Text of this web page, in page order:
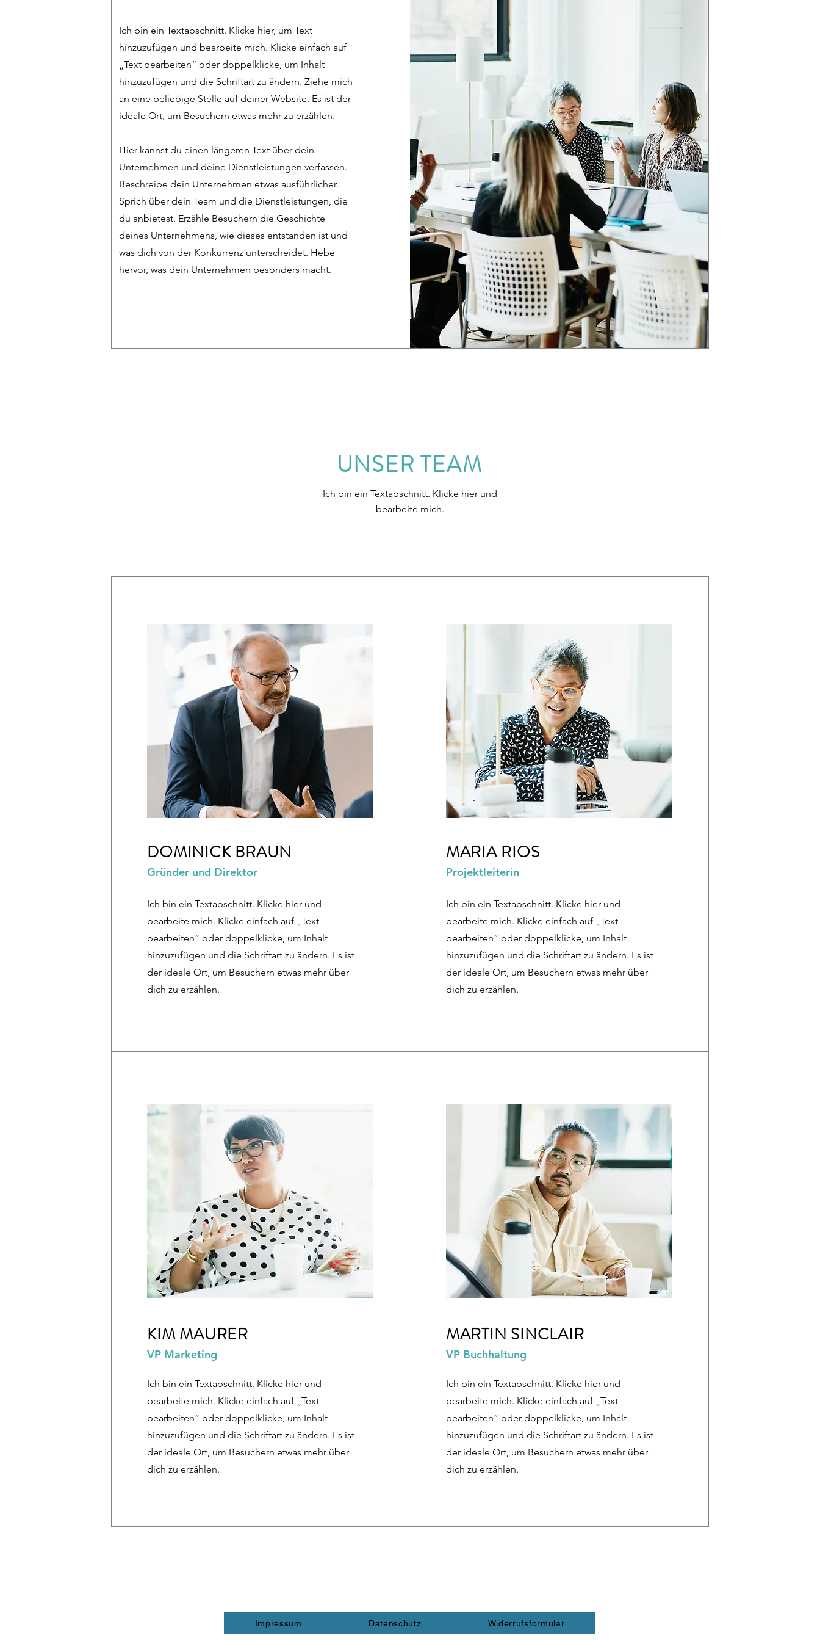
Ich bin ein Textabschnitt. Klicke hier, um Text
hinzuzufügen und bearbeite mich. Klicke einfach auf
„Text bearbeiten“ oder doppelklicke, um Inhalt
hinzuzufügen und die Schriftart zu ändern. Ziehe mich
an eine beliebige Stelle auf deiner Website. Es ist der
ideale Ort, um Besuchern etwas mehr zu erzählen.
Hier kannst du einen längeren Text über dein
Unternehmen und deine Dienstleistungen verfassen.
Beschreibe dein Unternehmen etwas ausführlicher.
Sprich über dein Team und die Dienstleistungen, die
du anbietest. Erzähle Besuchern die Geschichte
deines Unternehmens, wie dieses entstanden ist und
was dich von der Konkurrenz unterscheidet. Hebe
hervor, was dein Unternehmen besonders macht.
UNSER TEAM
Ich bin ein Textabschnitt. Klicke hier und
bearbeite mich.
DOMINICK BRAUN
Gründer und Direktor
Ich bin ein Textabschnitt. Klicke hier und
bearbeite mich. Klicke einfach auf „Text
bearbeiten“ oder doppelklicke, um Inhalt
hinzuzufügen und die Schriftart zu ändern. Es ist
der ideale Ort, um Besuchern etwas mehr über
dich zu erzählen.
MARIA RIOS
Projektleiterin
Ich bin ein Textabschnitt. Klicke hier und
bearbeite mich. Klicke einfach auf „Text
bearbeiten“ oder doppelklicke, um Inhalt
hinzuzufügen und die Schriftart zu ändern. Es ist
der ideale Ort, um Besuchern etwas mehr über
dich zu erzählen.
KIM MAURER
VP Marketing
Ich bin ein Textabschnitt. Klicke hier und
bearbeite mich. Klicke einfach auf „Text
bearbeiten“ oder doppelklicke, um Inhalt
hinzuzufügen und die Schriftart zu ändern. Es ist
der ideale Ort, um Besuchern etwas mehr über
dich zu erzählen.
MARTIN SINCLAIR
VP Buchhaltung
Ich bin ein Textabschnitt. Klicke hier und
bearbeite mich. Klicke einfach auf „Text
bearbeiten“ oder doppelklicke, um Inhalt
hinzuzufügen und die Schriftart zu ändern. Es ist
der ideale Ort, um Besuchern etwas mehr über
dich zu erzählen.
Impressum Datenschutz Widerrufsformular